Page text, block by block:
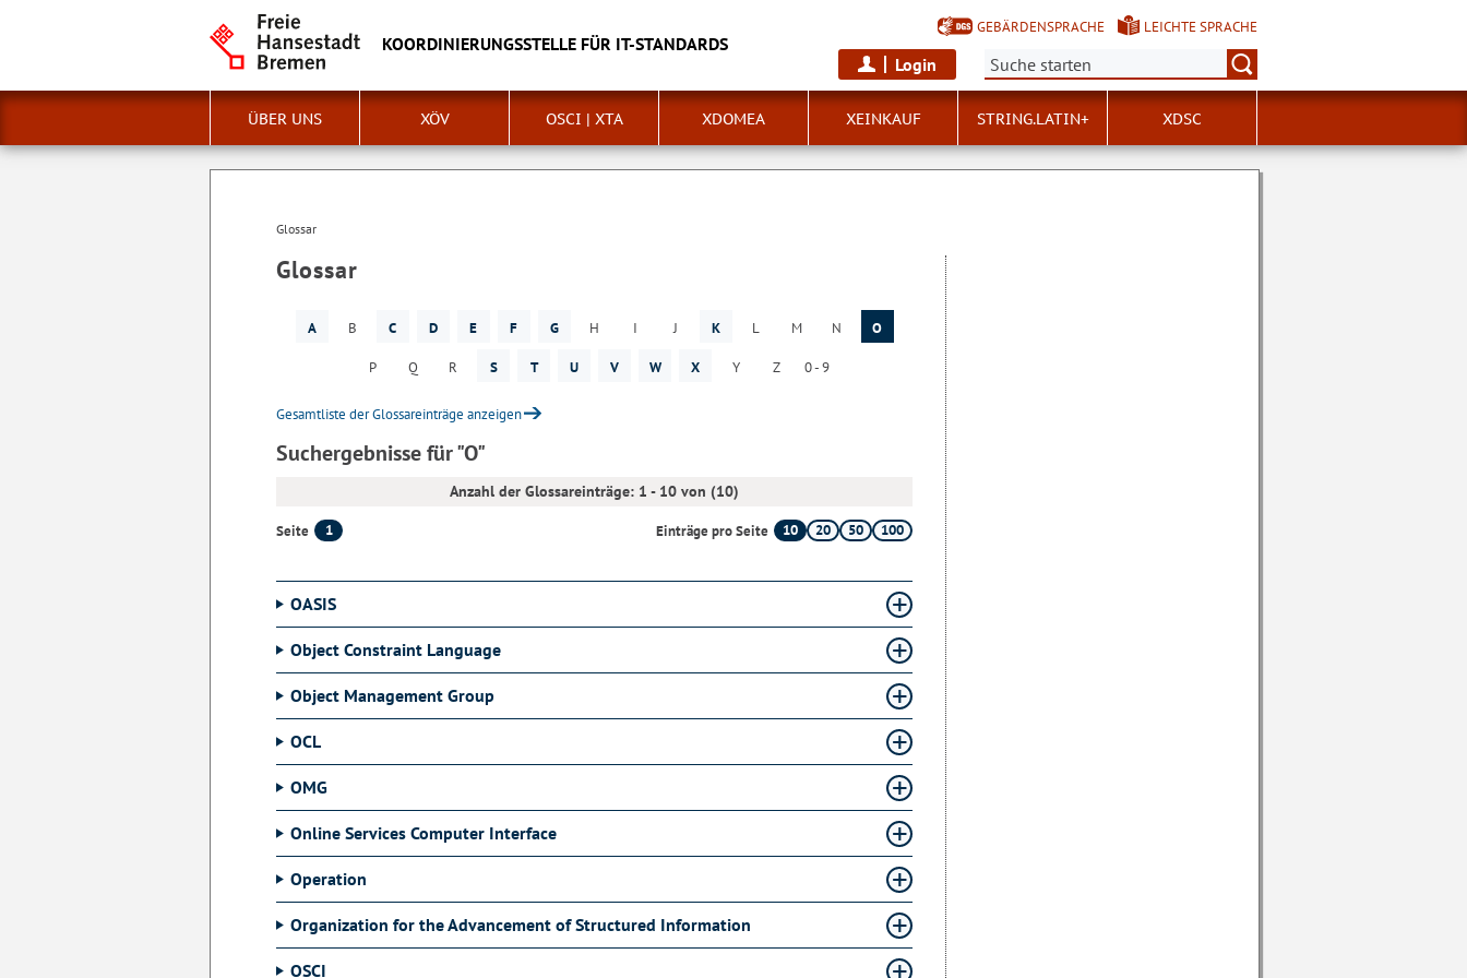
KOORDINIERUNGSSTELLE FÜR IT-STANDARDS
GEBÄRDENSPRACHE LEICHTE SPRACHE
Login Suche:
ÜBER UNS XÖV OSCI | XTA XDOMEA XEINKAUF STRING.LATIN+ XDSC
Glossar
Glossar
A B C D E F G H I J K L M N O
P Q R S T U V W X Y Z 0 - 9
Gesamtliste der Glossareinträge anzeigen
Suchergebnisse für "O"
Anzahl der Glossareinträge: 1 - 10 von (10)
Seite 1 Einträge pro Seite 10 20 50 100
OASIS
Object Constraint Language
Object Management Group
OCL
OMG
Online Services Computer Interface
Operation
Organization for the Advancement of Structured Information
OSCI